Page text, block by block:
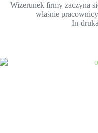
Wizerunek firmy zaczyna
właśnie
In